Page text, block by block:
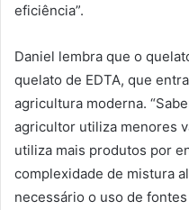
eficiência”.
Daniel lembra que o
quelato de EDTA, que
agricultura moderna.
agricultor utiliza menores
utiliza mais produtos por
complexidade de mistura
necessário o uso de